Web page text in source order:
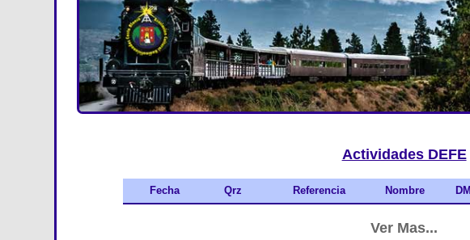
Actividades DEFE
Fecha Qrz Referencia Nombre
Ver Mas...